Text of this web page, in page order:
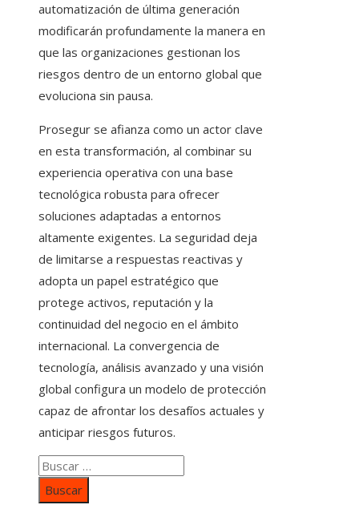
automatización de última generación
modificarán profundamente la manera en
que las organizaciones gestionan los
riesgos dentro de un entorno global que
evoluciona sin pausa.
Prosegur se afianza como un actor clave
en esta transformación, al combinar su
experiencia operativa con una base
tecnológica robusta para ofrecer
soluciones adaptadas a entornos
altamente exigentes. La seguridad deja
de limitarse a respuestas reactivas y
adopta un papel estratégico que
protege activos, reputación y la
continuidad del negocio en el ámbito
internacional. La convergencia de
tecnología, análisis avanzado y una visión
global configura un modelo de protección
capaz de afrontar los desafíos actuales y
anticipar riesgos futuros.
Buscar: